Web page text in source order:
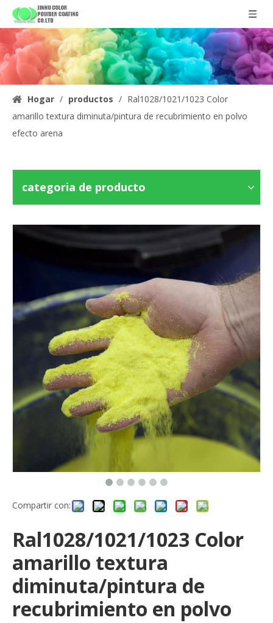
Hogar / productos / Ral1028/1021/1023 Color
amarillo textura diminuta/pintura de recubrimiento en polvo
efecto arena
categoria de producto
Compartir con:
Ral1028/1021/1023 Color
amarillo textura
diminuta/pintura de
recubrimiento en polvo